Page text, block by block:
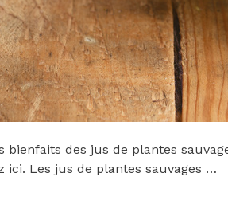
bienfaits des jus de plantes
ici. Les jus de plantes sauvages …